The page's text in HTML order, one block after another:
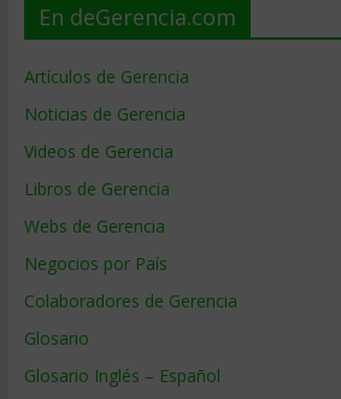
En deGerencia.com
Artículos de Gerencia
Noticias de Gerencia
Videos de Gerencia
Libros de Gerencia
Webs de Gerencia
Negocios por País
Colaboradores de Gerencia
Glosario
Glosario Inglés – Español